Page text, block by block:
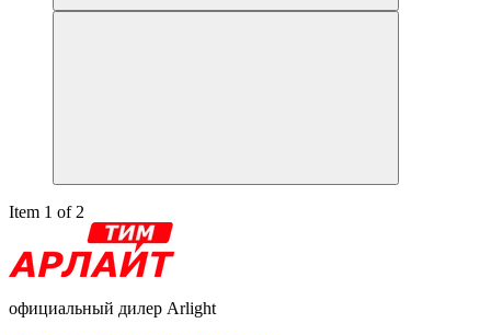
Item 1 of 2
официальный дилер Arlight